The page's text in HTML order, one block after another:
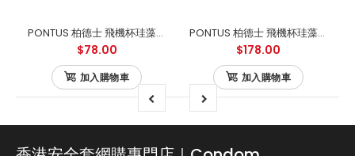
PONTUS 柏德士 飛機杯珪藻土吸濕筆
$78.00
加入購物車
PONTUS 柏德士 飛機杯珪藻土吸濕筆（日本製美濃燒）
$178.00
加入購物車